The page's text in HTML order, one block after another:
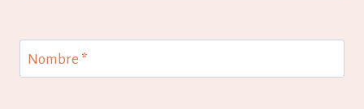
Nombre *